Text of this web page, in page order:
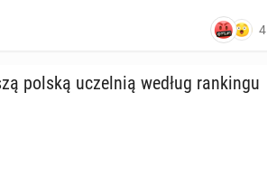
4
polską uczel­nią według ran­kin­gu